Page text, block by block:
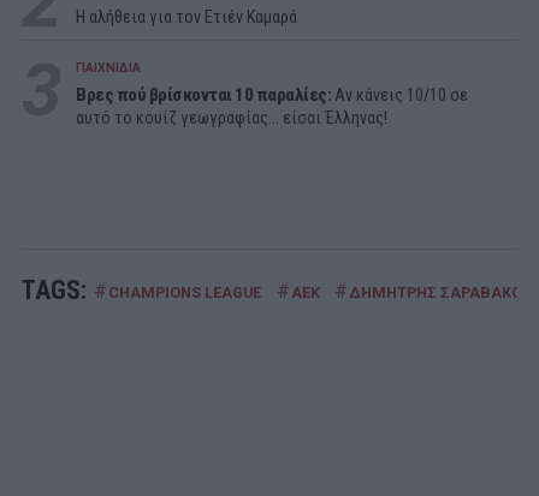
Η αλήθεια για τον Ετιέν Καμαρά
ΠΑΙΧΝΙΔΙΑ
Βρες πού βρίσκονται 10 παραλίες: Αν κάνεις 10/10 σε
αυτό το κουίζ γεωγραφίας... είσαι Έλληνας!
TAGS: # CHAMPIONS LEAGUE # ΑΕΚ # ΔΗΜΗΤΡΗΣ ΣΑΡΑΒΑΚΟΣ